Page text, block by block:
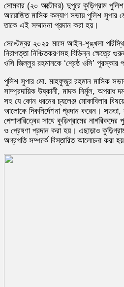
সোমবার (২০ অক্টোবর) দুপুরে কুড়িগ্রাম পুলিশ
আয়োজিত মাসিক কল্যাণ সভায় পুলিশ সুপার
তাকে এই সম্মাননা প্রদান করা হয়।
সেপ্টেম্বর ২০২৫ মাসে আইন-শৃঙ্খলা
নিরাপত্তা নিশ্চিতকরণসহ বিভিন্ন ক্ষেত্রে
ওসি জিল্লুর রহমানকে ‘শ্রেষ্ঠ ওসি’ পুরস্কার
পুলিশ সুপার মো. মাহফুজুর রহমান মাসিক
সাম্প্রদায়িক উষ্কানী, মাদক নির্মূল, অপরাধ
সহ যে কোন ধরনের চ্যলেঞ্জ মোকাবিলার
আলোকে দিকনির্দেশনা প্রদান করেন। সততা,
পেশাদারিত্বের সাথে কুড়িগ্রামের নাগরিকদের
ও প্রেষণা প্রদান করা হয়। এছাড়াও
অগ্রগতি সম্পর্কে বিস্তারিত আলোচনা করা